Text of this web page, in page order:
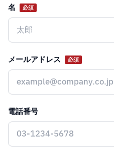
名 必須
メールアドレス 必須
電話番号